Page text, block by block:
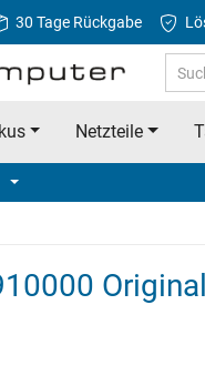
30 Tage Rückgabe
Netzteile